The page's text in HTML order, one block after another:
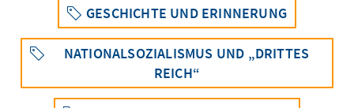
GESCHICHTE UND ERINNERUNG
NATIONALSOZIALISMUS UND „DRITTES
REICH“